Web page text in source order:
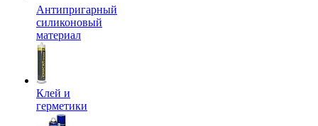
Антипригарный
силиконовый
материал
Клей и
герметики